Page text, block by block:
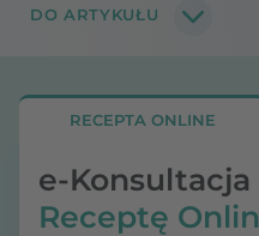
i leki. Leki stosowane w
moczu, kiedy należy z
DO ARTYKUŁU
RECEPTA ONLINE
e-Konsultacja
Receptę